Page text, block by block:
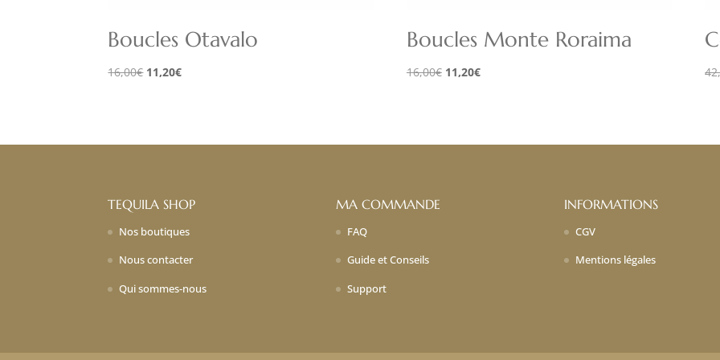
Boucles Otavalo
16,00€ Le
16,00€.
11,20€Le
11,20€.
Boucles Monte Roraima
16,00€ Le
16,00€.
11,20€Le
11,20€.
TEQUILA SHOP
Nos boutiques
Nous contacter
Qui sommes-nous
MA COMMANDE
FAQ
Guide et Conseils
Support
INFORMATIONS
CGV
Mentions légales